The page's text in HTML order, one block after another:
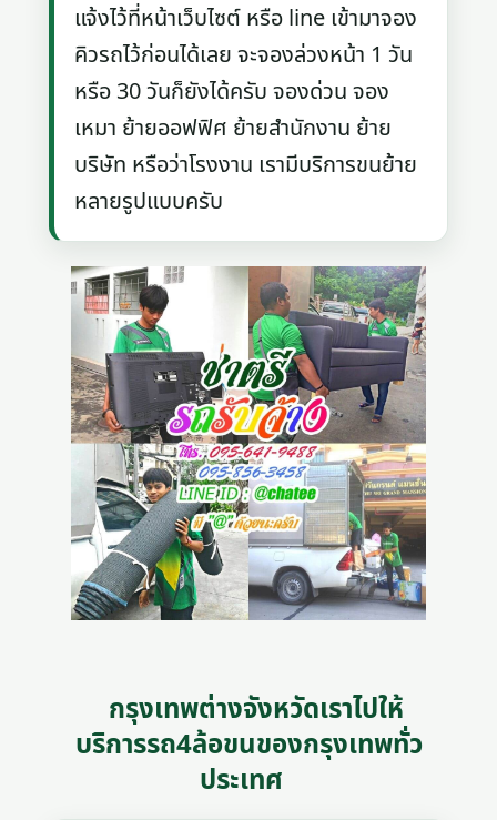
แจ้งไว้ที่หน้าเว็บไซต์ หรือ line เข้ามาจอง
คิวรถไว้ก่อนได้เลย จะจองล่วงหน้า 1 วัน
หรือ 30 วันก็ยังได้ครับ จองด่วน จอง
เหมา ย้ายออฟฟิศ ย้ายสำนักงาน ย้าย
บริษัท หรือว่าโรงงาน เรามีบริการขนย้าย
หลายรูปแบบครับ
กรุงเทพต่างจังหวัดเราไปให้
บริการรถ4ล้อขนของกรุงเทพทั่ว
ประเทศ